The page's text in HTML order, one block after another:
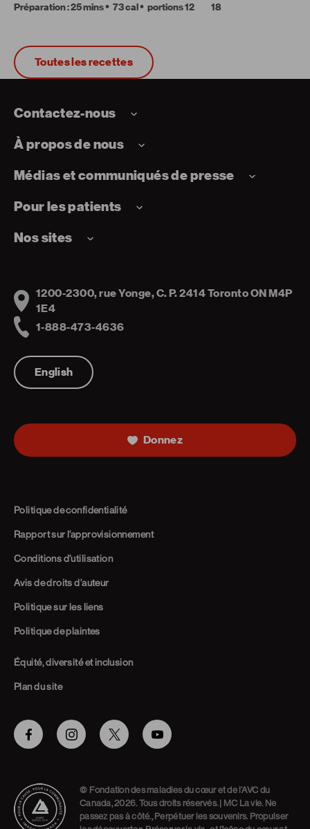
Préparation : 25 mins 73 cal portions 12
18
Toutes les recettes
Contactez-nous
À propos de nous
Médias et communiqués de presse
Pour les patients
Nos sites
Address
1200-2300, rue Yonge, C. P. 2414 Toronto ON M4P
1E4
1-888-473-4636
English
Donnez
Politique de confidentialité
Rapport sur l’approvisionnement
Conditions d’utilisation
Avis de droits d’auteur
Politique sur les liens
Politique de plaintes
Équité, diversité et inclusion
Plan du site
FacebookInstagramTwitter Youtube
© Fondation des maladies du cœur et de l’AVC du
Canada, 2026. Tous droits réservés. | MC La vie. Ne
passez pas à côté., Perpétuer les souvenirs. Propulser